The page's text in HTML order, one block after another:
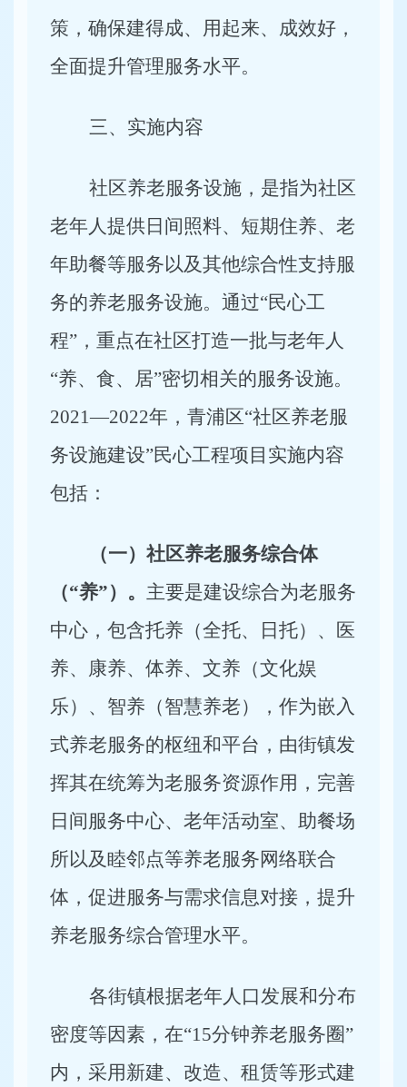
策，确保建得成、用起来、成效好，
全面提升管理服务水平。
三、实施内容
社区养老服务设施，是指为社区
老年人提供日间照料、短期住养、老
年助餐等服务以及其他综合性支持服
务的养老服务设施。通过“民心工
程”，重点在社区打造一批与老年人
“养、食、居”密切相关的服务设施。
2021—2022年，青浦区“社区养老服
务设施建设”民心工程项目实施内容
包括：
（一）社区养老服务综合体
（“养”）。 主要是建设综合为老服务
中心，包含托养（全托、日托）、医
养、康养、体养、文养（文化娱
乐）、智养（智慧养老），作为嵌入
式养老服务的枢纽和平台，由街镇发
挥其在统筹为老服务资源作用，完善
日间服务中心、老年活动室、助餐场
所以及睦邻点等养老服务网络联合
体，促进服务与需求信息对接，提升
养老服务综合管理水平。
各街镇根据老年人口发展和分布
密度等因素，在“15分钟养老服务圈”
内，采用新建、改造、租赁等形式建